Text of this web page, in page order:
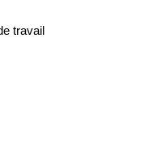
travail